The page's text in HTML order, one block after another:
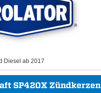
Diesel ab 2017
SP420X Zündkerzen